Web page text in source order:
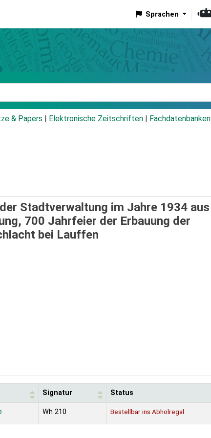
Sprachen
& Papers Elektronische Zeitschriften Fachdatenbanken
Stadtverwaltung im Jahre 1934 aus
700 Jahrfeier der Erbauung der
bei Lauffen
Signatur Status
Wh 210 Bestellbar ins Abholregal